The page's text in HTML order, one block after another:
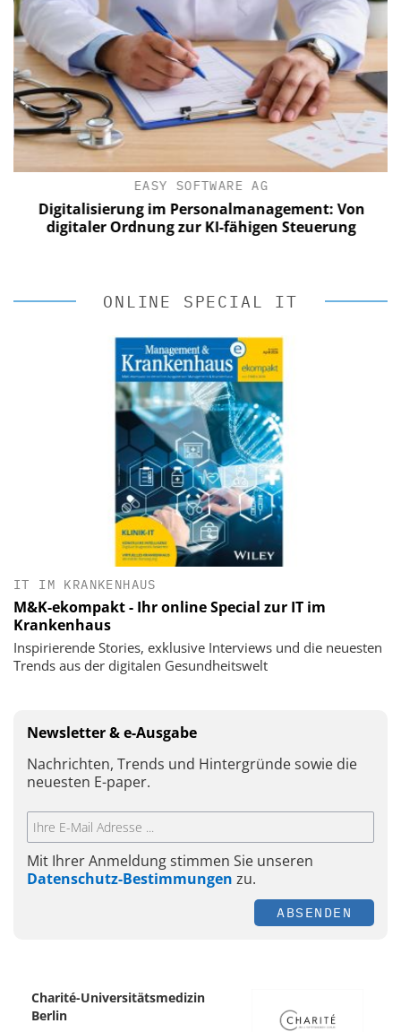
EASY SOFTWARE AG
Digitalisierung im Personalmanagement: Von
digitaler Ordnung zur KI-fähigen Steuerung
ONLINE SPECIAL IT
IT IM KRANKENHAUS
M&K-ekompakt - Ihr online Special zur IT im
Krankenhaus
Inspirierende Stories, exklusive Interviews und die neuesten
Trends aus der digitalen Gesundheitswelt
Newsletter & e-Ausgabe
Nachrichten, Trends und Hintergründe sowie die
neuesten E-paper.
Mit Ihrer Anmeldung stimmen Sie unseren
Datenschutz-Bestimmungen zu.
ABSENDEN
Charité-Universitätsmedizin
Berlin